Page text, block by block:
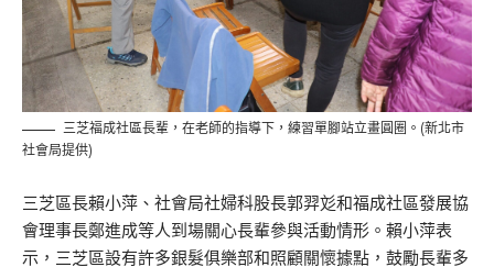
三芝福成社區長輩，在老師的指導下，練習單腳站立畫圓圈。(新北市
社會局提供)
三芝區長賴小萍、社會局社婦科股長郭羿彣和福成社區發展協
會理事長鄭進成等人到場關心長輩參與活動情形。賴小萍表
示，三芝區設有許多銀髮俱樂部和照顧關懷據點，鼓勵長輩多